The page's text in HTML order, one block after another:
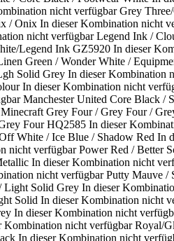
nicht verfügbar Grey
/ Onix In dieser Kombination nicht
nicht verfügbar Legend Ink /
Legend Ink GZ5920 In dieser
Green / Wonder White /
Solid Grey In dieser Kombination
In dieser Kombination nicht
Manchester United Core Black /
Minecraft Grey Four / Grey Four /
Four HQ2585 In dieser
White / Ice Blue / Shadow Red In
nicht verfügbar Power Red / Better
In dieser Kombination nicht
nicht verfügbar Putty Mauve /
Light Solid Grey In dieser
Solid In dieser Kombination nicht
In dieser Kombination nicht
Kombination nicht verfügbar Royal/
In dieser Kombination nicht